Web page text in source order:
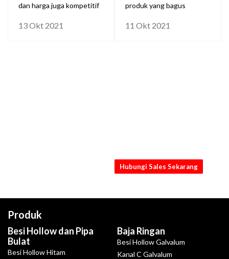
dan harga juga kompetitif
13 Okt 2021
produk yang bagus
11 Okt 2021
Hubungi Sales Sekarang
Produk
Besi Hollow dan Pipa
Bulat
Besi Hollow Hitam
Baja Ringan
Besi Hollow Galvalum
Kanal C Galvalum